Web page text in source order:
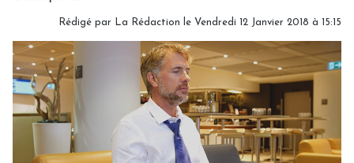
Rédigé par La Rédaction le Vendredi 12 Janvier 2018 à 15:15